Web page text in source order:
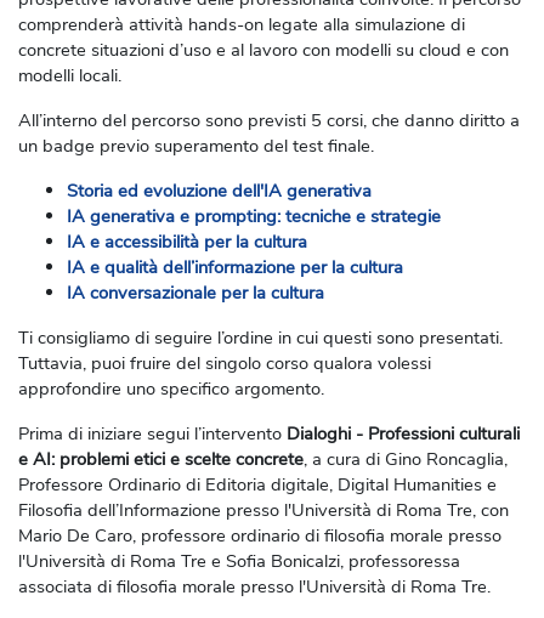
comprenderà attività hands-on legate alla simulazione di
concrete situazioni d’uso e al lavoro con modelli su cloud e con
modelli locali.
All’interno del percorso sono previsti 5 corsi, che danno diritto a
un badge previo superamento del test finale.
Storia ed evoluzione dell'IA generativa
IA generativa e prompting: tecniche e strategie
IA e accessibilità per la cultura
IA e qualità dell’informazione per la cultura
IA conversazionale per la cultura
Ti consigliamo di seguire l’ordine in cui questi sono presentati.
Tuttavia, puoi fruire del singolo corso qualora volessi
approfondire uno specifico argomento.
Prima di iniziare segui l’intervento Dialoghi - Professioni culturali
e AI: problemi etici e scelte concrete, a cura di Gino Roncaglia,
Professore Ordinario di Editoria digitale, Digital Humanities e
Filosofia dell’Informazione presso l'Università di Roma Tre, con
Mario De Caro, professore ordinario di filosofia morale presso
l'Università di Roma Tre e Sofia Bonicalzi, professoressa
associata di filosofia morale presso l'Università di Roma Tre.